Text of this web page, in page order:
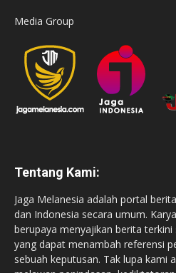
Media Group
Tentang Kami:
Jaga Melanesia adalah portal
dan Indonesia secara umum.
berupaya menyajikan berita
yang dapat menambah referensi
sebuah keputusan. Tak lupa kami